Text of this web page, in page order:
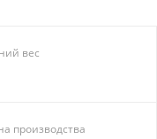
вес
производства